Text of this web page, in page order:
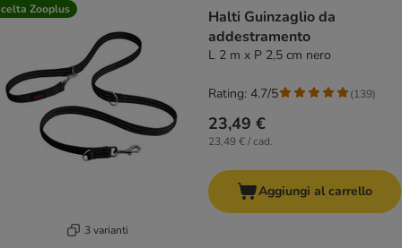
Zooplus
3 varianti
Halti Guinzaglio da
addestramento
L 2 m x P 2,5 cm nero
23,49 €
23,49 € / cad.
Rating: 4.7/5 (139)
Aggiungi al carrello